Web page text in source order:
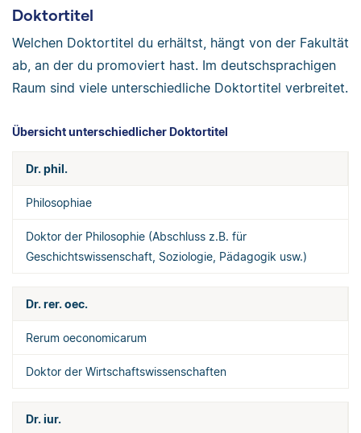
Doktortitel
Welchen Doktortitel du erhältst, hängt von der Fakultät
ab, an der du promoviert hast. Im deutschsprachigen
Raum sind viele unterschiedliche Doktortitel verbreitet.
Übersicht unterschiedlicher Doktortitel
Dr. phil.
Philosophiae
Doktor der Philosophie (Abschluss z.B. für
Geschichtswissenschaft, Soziologie, Pädagogik usw.)
Dr. rer. oec.
Rerum oeconomicarum
Doktor der Wirtschaftswissenschaften
Dr. iur.